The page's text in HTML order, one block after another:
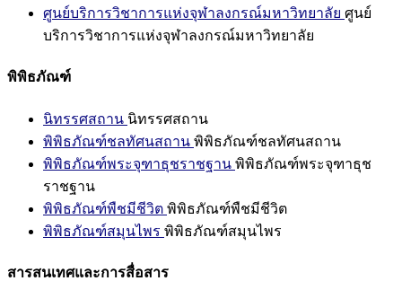
ศูนย์บริการวิชาการแห่งจุฬาลงกรณ์มหาวิทยาลัย ศูนย์
บริการวิชาการแห่งจุฬาลงกรณ์มหาวิทยาลัย
พิพิธภัณฑ์
นิทรรศสถาน นิทรรศสถาน
พิพิธภัณฑ์ชลทัศนสถาน พิพิธภัณฑ์ชลทัศนสถาน
พิพิธภัณฑ์พระจุฑาธุชราชฐาน พิพิธภัณฑ์พระจุฑาธุช
ราชฐาน
พิพิธภัณฑ์พืชมีชีวิต พิพิธภัณฑ์พืชมีชีวิต
พิพิธภัณฑ์สมุนไพร พิพิธภัณฑ์สมุนไพร
สารสนเทศและการสื่อสาร